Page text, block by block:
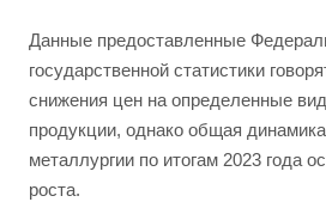
Данные предоставленные
государственной статистики
снижения цен на определенные
продукции, однако общая
металлургии по итогам 2023 года
роста.